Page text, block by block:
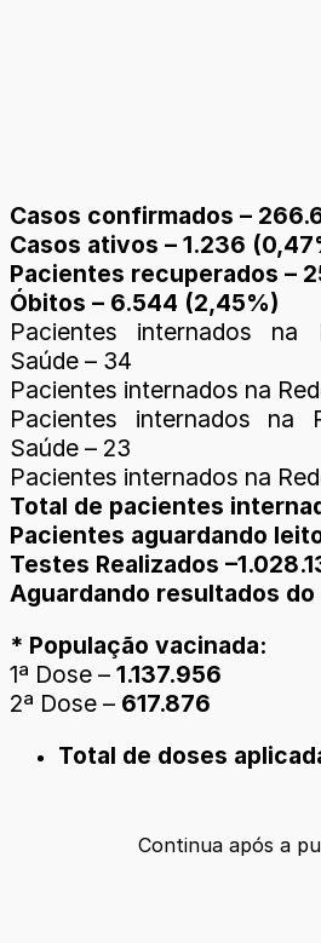
Casos confirmados –
Casos ativos – 1.236
Pacientes recuperados –
Óbitos – 6.544 (2,45%)
Pacientes internados na
Saúde – 34
Pacientes internados na
Pacientes internados na
Saúde – 23
Pacientes internados na
Total de pacientes
Pacientes aguardando
Testes Realizados
Aguardando resultados do
* População vacinada:
1ª Dose – 1.137.956
2ª Dose – 617.876
Total de doses
Continua após a